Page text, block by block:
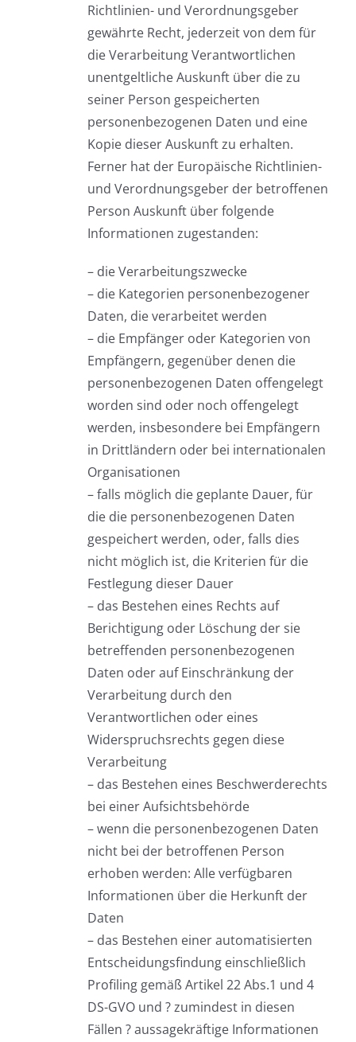
Richtlinien- und Verordnungsgeber
gewährte Recht, jederzeit von dem für
die Verarbeitung Verantwortlichen
unentgeltliche Auskunft über die zu
seiner Person gespeicherten
personenbezogenen Daten und eine
Kopie dieser Auskunft zu erhalten.
Ferner hat der Europäische Richtlinien-
und Verordnungsgeber der betroffenen
Person Auskunft über folgende
Informationen zugestanden:
– die Verarbeitungszwecke
– die Kategorien personenbezogener
Daten, die verarbeitet werden
– die Empfänger oder Kategorien von
Empfängern, gegenüber denen die
personenbezogenen Daten offengelegt
worden sind oder noch offengelegt
werden, insbesondere bei Empfängern
in Drittländern oder bei internationalen
Organisationen
– falls möglich die geplante Dauer, für
die die personenbezogenen Daten
gespeichert werden, oder, falls dies
nicht möglich ist, die Kriterien für die
Festlegung dieser Dauer
– das Bestehen eines Rechts auf
Berichtigung oder Löschung der sie
betreffenden personenbezogenen
Daten oder auf Einschränkung der
Verarbeitung durch den
Verantwortlichen oder eines
Widerspruchsrechts gegen diese
Verarbeitung
– das Bestehen eines Beschwerderechts
bei einer Aufsichtsbehörde
– wenn die personenbezogenen Daten
nicht bei der betroffenen Person
erhoben werden: Alle verfügbaren
Informationen über die Herkunft der
Daten
– das Bestehen einer automatisierten
Entscheidungsfindung einschließlich
Profiling gemäß Artikel 22 Abs.1 und 4
DS-GVO und ? zumindest in diesen
Fällen ? aussagekräftige Informationen